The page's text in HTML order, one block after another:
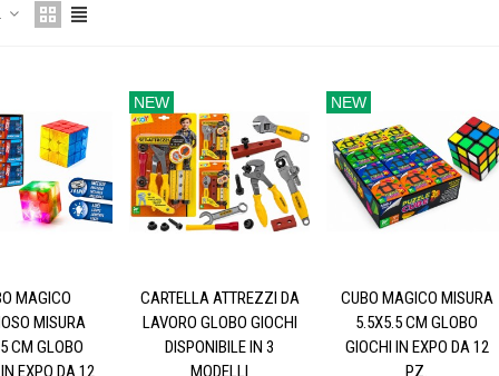
MAGICO
MISURA
CM GLOBO
EXPO DA 12
NEW
CARTELLA ATTREZZI DA
LAVORO GLOBO GIOCHI
DISPONIBILE IN 3
MODELLI
NEW
CUBO MAGICO MISURA
5.5X5.5 CM GLOBO
GIOCHI IN EXPO DA 12
PZ.